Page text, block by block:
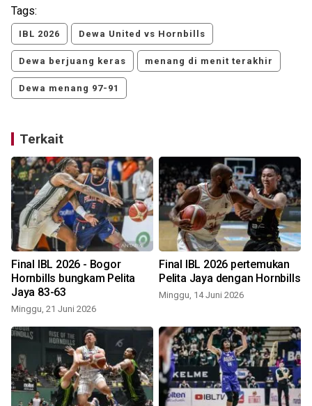
Tags:
IBL 2026 Dewa United vs Hornbills
Dewa berjuang keras menang di menit terakhir
Dewa menang 97-91
Terkait
Final IBL 2026 - Bogor
Hornbills bungkam Pelita
Jaya 83-63
Minggu, 21 Juni 2026
Final IBL 2026 pertemukan
Pelita Jaya dengan Hornbills
Minggu, 14 Juni 2026